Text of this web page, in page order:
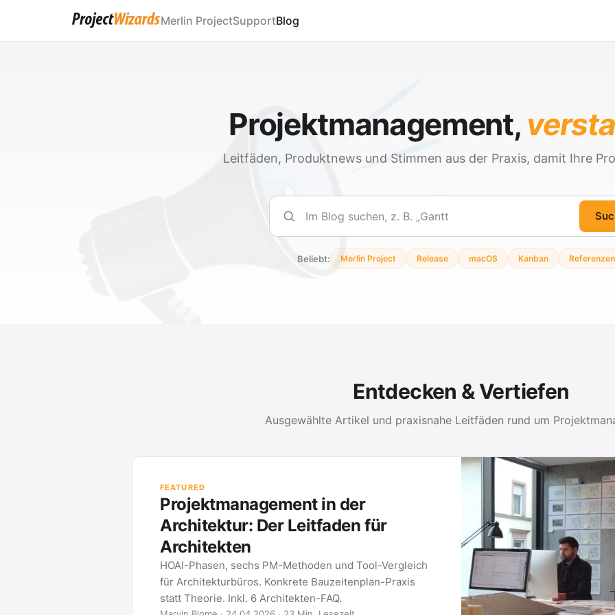
Merlin ProjectSupportBlog
Projektmanagement,
Leitfäden, Produktnews und Stimmen aus der Praxis, damit Ihre
Suchen
Beliebt: Merlin Project Release macOS Kanban Referenzen
Entdecken & Vertiefen
Ausgewählte Artikel und praxisnahe Leitfäden rund um
FEATURED
Projektmanagement in der
Architektur: Der Leitfaden für
Architekten
HOAI-Phasen, sechs PM-Methoden und Tool-Vergleich
für Architekturbüros. Konkrete Bauzeitenplan-Praxis
statt Theorie. Inkl. 6 Architekten-FAQ.